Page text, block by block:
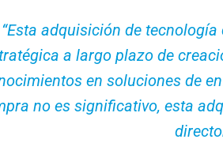
“Esta adquisición de
a largo plazo de
en soluciones de
no es significativo, esta